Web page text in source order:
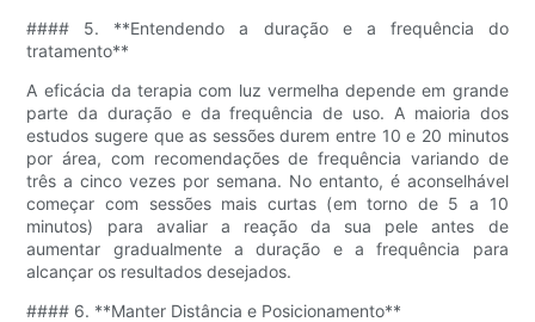
#### 5. **Entendendo a duração e a frequência do
tratamento**
A eficácia da terapia com luz vermelha depende em grande
parte da duração e da frequência de uso. A maioria dos
estudos sugere que as sessões durem entre 10 e 20 minutos
por área, com recomendações de frequência variando de
três a cinco vezes por semana. No entanto, é aconselhável
começar com sessões mais curtas (em torno de 5 a 10
minutos) para avaliar a reação da sua pele antes de
aumentar gradualmente a duração e a frequência para
alcançar os resultados desejados.
#### 6. **Manter Distância e Posicionamento**